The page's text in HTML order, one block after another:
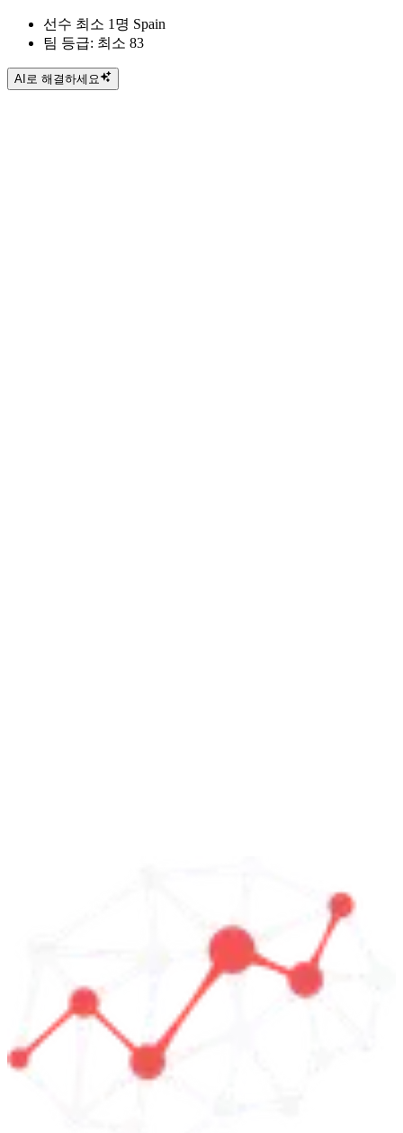
선수 최소 1명 Spain
팀 등급: 최소 83
AI로 해결하세요